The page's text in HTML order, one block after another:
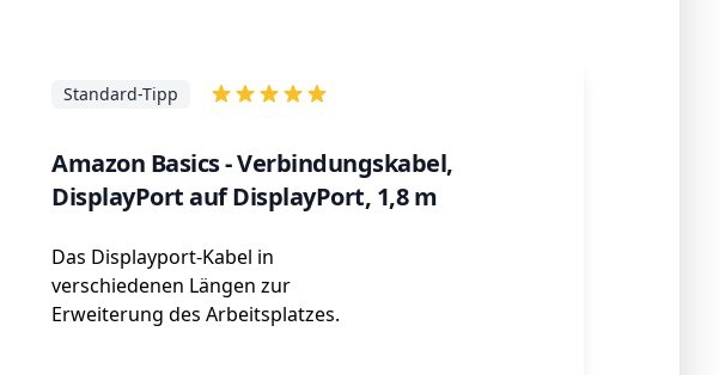
Amazon Basics - Verbindungskabel,
DisplayPort auf DisplayPort, 1,8 m
Standard-Tipp
Das Displayport-Kabel in
verschiedenen Längen zur
Erweiterung des Arbeitsplatzes.